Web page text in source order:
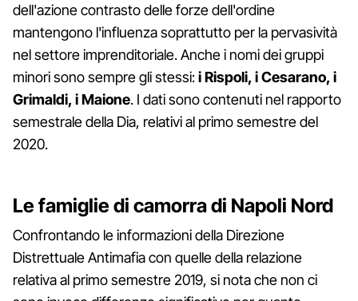
dell'azione contrasto delle forze dell'ordine
mantengono l'influenza soprattutto per la pervasività
nel settore imprenditoriale. Anche i nomi dei gruppi
minori sono sempre gli stessi:i Rispoli, i Cesarano, i
Grimaldi, i Maione. I dati sono contenuti nel rapporto
semestrale della Dia, relativi al primo semestre del
2020.
Le famiglie di camorra di Napoli Nord
Confrontando le informazioni della Direzione
Distrettuale Antimafia con quelle della relazione
relativa al primo semestre 2019, si nota che non ci